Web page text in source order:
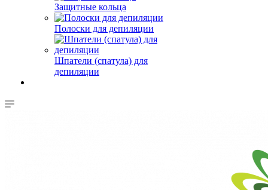
Защитные кольца
Полоски для депиляции
Шпатели (спатула) для
депиляции